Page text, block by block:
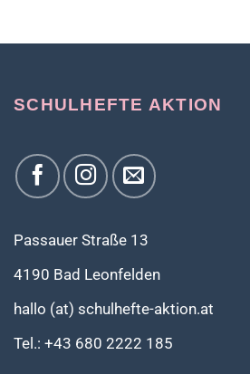
SCHULHEFTE AKTION
Passauer Straße 13
4190 Bad Leonfelden
hallo (at) schulhefte-aktion.at
Tel.: +43 680 2222 185